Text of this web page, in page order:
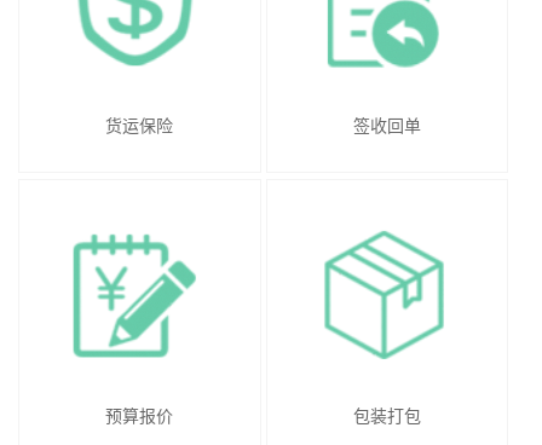
货运保险 签收回单
预算报价 包装打包